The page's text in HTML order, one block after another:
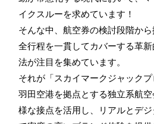
イクスルーを求めています！
そんな中、航空券の検討段階か
全行程を一貫してカバーする革
法が注目を集めています。
それが「スカイマークジャックプ
羽田空港を拠点とする独立系航
様な接点を活用し、リアルとデ